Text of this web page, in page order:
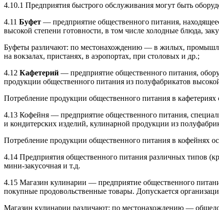
4.10.1 Предприятия быстрого обслуживания могут быть
4.11 Буфет — предприятие общественного питания,
высокой степени готовности, в том числе холодные блюда,
Буфеты различают: по местонахождению — в жилых,
на вокзалах, пристанях, в аэропортах, при столовых и др.;
4.12 Кафетерий — предприятие общественного питания,
продукции общественного питания из полуфабрикатов
Потребление продукции общественного питания в кафетериях
4.13 Кофейня — предприятие общественного питания,
и кондитерских изделий, кулинарной продукции из
Потребление продукции общественного питания в кофейнях
4.14 Предприятия общественного питания различных типов
мини-закусочная и т.д.
4.15 Магазин кулинарии — предприятие общественного
покупные продовольственные товары. Допускается
Магазин кулинарии различают: по местонахождению —